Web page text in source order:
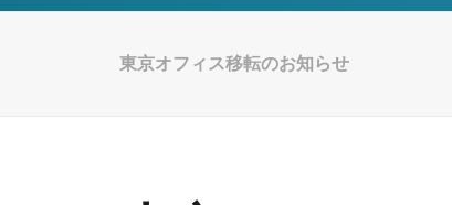
東京オフィス移転のお知らせ